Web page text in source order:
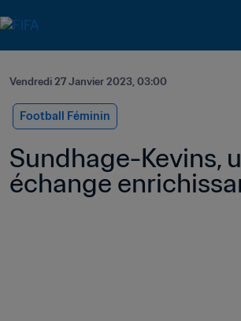
Vendredi 27 Janvier 2023, 03:00
Football Féminin
Sundhage-Kevins,
échange